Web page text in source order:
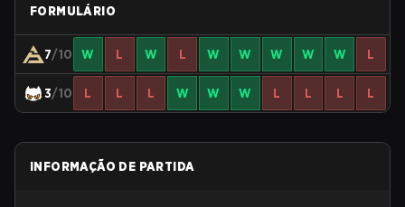
FORMULÁRIO
7/10 W L W L W W W W W L
3/10 L L L W W W L L L L
INFORMAÇÃO DE PARTIDA